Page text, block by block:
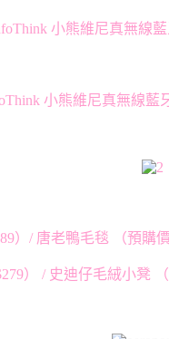
小熊維尼真無線藍
）/ 唐老鴨毛毯 （預購
） / 史迪仔毛絨小凳